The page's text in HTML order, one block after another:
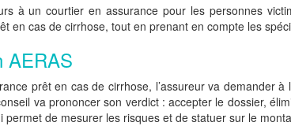
à un courtier en assurance pour les personnes
en cas de cirrhose, tout en prenant en compte les
AERAS
prêt en cas de cirrhose, l’assureur va demander
va prononcer son verdict : accepter le dossier,
de mesurer les risques et de statuer sur le